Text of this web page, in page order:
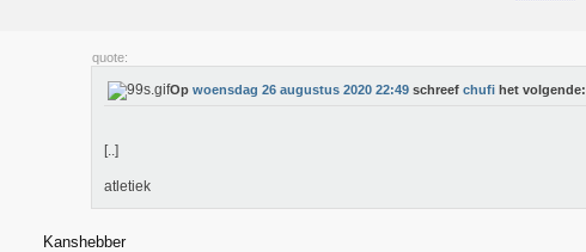
quote:
Op woensdag 26 augustus 2020 22:49 schreef chufi het volgende:
[..]
atletiek
Kanshebber